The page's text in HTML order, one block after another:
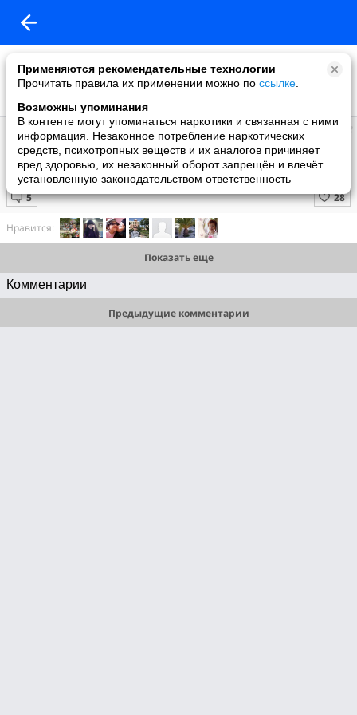
Применяются рекомендательные технологии
Прочитать правила их применении можно по ссылке
Возможны упоминания
В контенте могут упоминаться наркотики и связанная с ними
информация. Незаконное потребление наркотических
средств, психотропных веществ и их аналогов причиняет
вред здоровью, их незаконный оборот запрещён и влечёт
установленную законодательством ответственность
Анна
добавила видео
08.08.2008
Танец живота
Нравится:
Показать еще
Комментарии
Предыдущие комментарии